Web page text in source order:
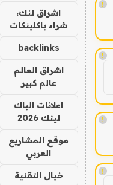
!
!
!
!
اشراق لنك،
شراء باكلينكات
backlinks
اشراق العالم
عالم كبير
اعلانات الباك
لينك 2026
موقع المشاريع
العربي
خيال التقنية